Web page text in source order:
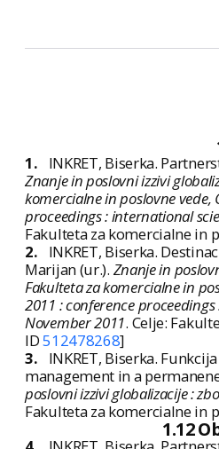
1.
INKRET, Biserka.
Znanje in poslovni izzivi
komercialne in poslovne vede,
proceedings : international
Fakulteta za komercialne in
2.
INKRET, Biserka.
Marijan (ur.). Znanje in
Fakulteta za komercialne in
2011 : conference
November 2011. Celje:
ID512478268]
3.
INKRET, Biserka.
management in a
poslovni izzivi globalizacije :
Fakulteta za komercialne in
1.12